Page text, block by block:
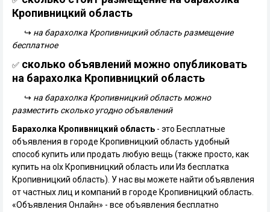
Кропивницкий область
↪ на барахолка Кропивницкий область размещение
бесплатное
✅ сколько объявлений можно опубликовать
на барахолка Кропивницкий область
↪ на барахолка Кропивницкий область можно
разместить сколько угодно объявлений
Барахолка Кропивницкий область - это Бесплатные
объявления в городе Кропивницкий область удобный
способ купить или продать любую вещь (также просто, как
купить на olx Кропивницкий область или Из бесплатка
Кропивницкий область). У нас вы можете найти объявления
от частных лиц и компаний в городе Кропивницкий область.
«Объявления Онлайн» - все объявления бесплатно